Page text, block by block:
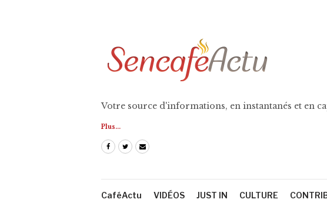
Votre source d'informations, en instantanés et en
Plus...
CaféActu VIDÉOS JUST IN CULTURE